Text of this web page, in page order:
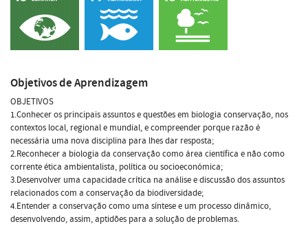
Objetivos de Aprendizagem
OBJETIVOS
1.Conhecer os principais assuntos e questões em biologia conservação, nos
contextos local, regional e mundial, e compreender porque razão é
necessária uma nova disciplina para lhes dar resposta;
2.Reconhecer a biologia da conservação como área científica e não como
corrente ética ambientalista, política ou socioeconómica;
3.Desenvolver uma capacidade crítica na análise e discussão dos assuntos
relacionados com a conservação da biodiversidade;
4.Entender a conservação como uma síntese e um processo dinâmico,
desenvolvendo, assim, aptidões para a solução de problemas.